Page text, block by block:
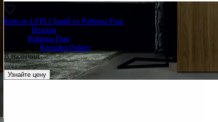
Кресло LEPLI Small от Poltrona Frau
Италия
Poltrona Frau
Kensaku Oshiro
В наличии
_
Узнайте цену